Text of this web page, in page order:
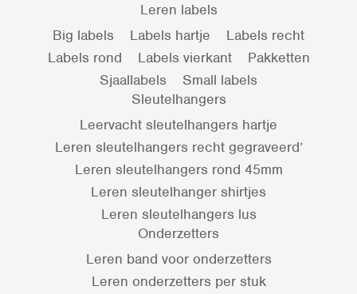
Leren labels
Big labels
Labels hartje
Labels recht
Labels rond
Labels vierkant
Pakketten
Sjaallabels
Small labels
Sleutelhangers
Leervacht sleutelhangers hartje
Leren sleutelhangers recht gegraveerd’
Leren sleutelhangers rond 45mm
Leren sleutelhanger shirtjes
Leren sleutelhangers lus
Onderzetters
Leren band voor onderzetters
Leren onderzetters per stuk